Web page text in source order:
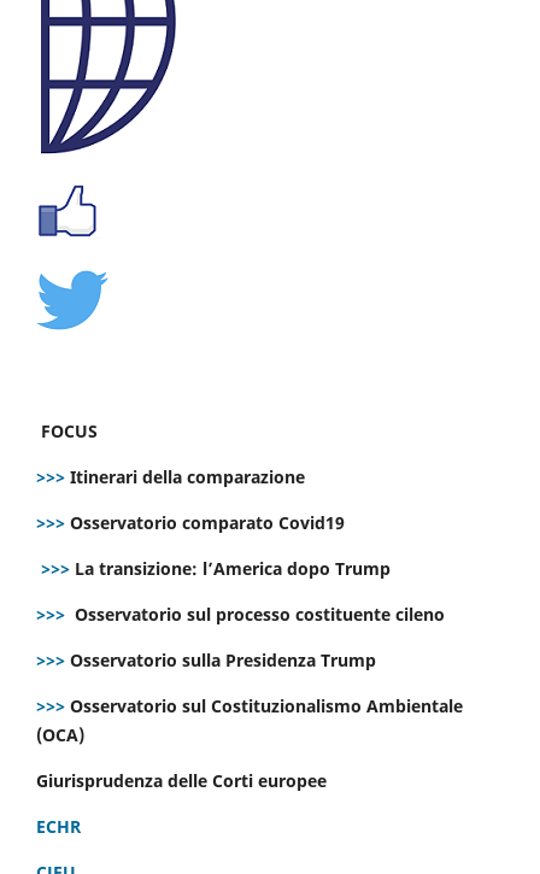
FOCUS
>>> Itinerari della comparazione
>>> Osservatorio comparato Covid19
>>> La transizione: l’America dopo Trump
>>> Osservatorio sul processo costituente cileno
>>> Osservatorio sulla Presidenza Trump
>>> Osservatorio sul Costituzionalismo Ambientale
(OCA)
Giurisprudenza delle Corti europee
ECHR